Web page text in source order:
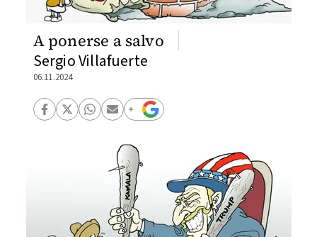
A ponerse a salvo
Sergio Villafuerte
06.11.2024